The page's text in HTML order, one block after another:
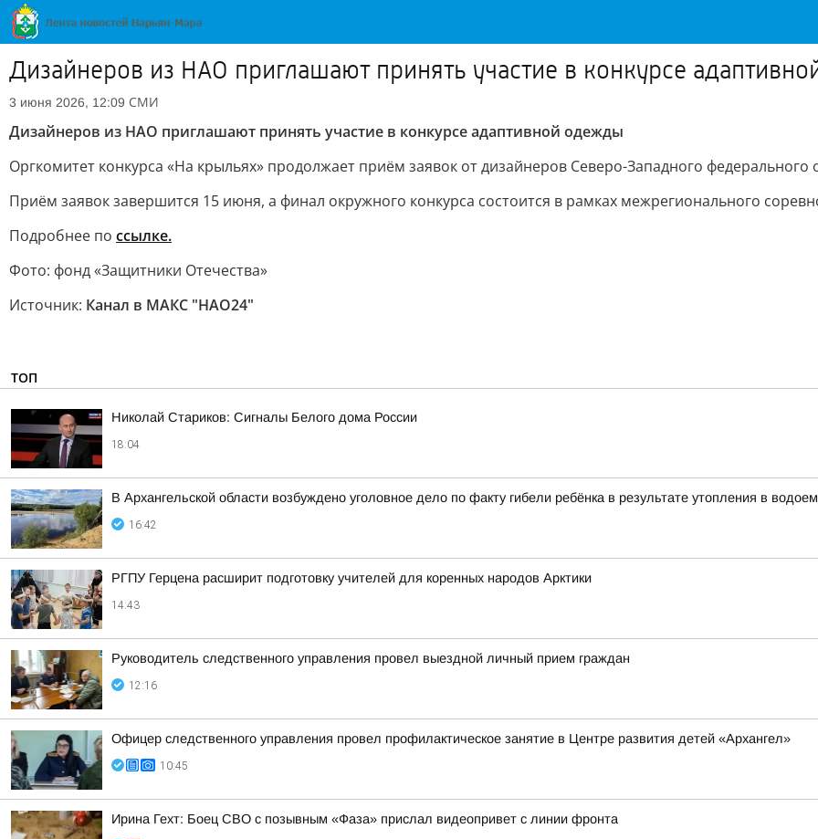
Дизайнеров из НАО приглашают принять участие в конкурсе
3 июня 2026, 12:09 СМИ
Дизайнеров из НАО приглашают принять участие в конкурсе адаптивной одежды
Оргкомитет конкурса «На крыльях» продолжает приём заявок от дизайнеров Северо-Западного федерального
Приём заявок завершится 15 июня, а финал окружного конкурса состоится в рамках межрегионального
Подробнее по ссылке.
Фото: фонд «Защитники Отечества»
Источник: Канал в МАКС "НАО24"
ТОП
Николай Стариков: Сигналы Белого дома России
18:04
В Архангельской области возбуждено уголовное дело по факту гибели ребёнка в результате утопления в
16:42
РГПУ Герцена расширит подготовку учителей для коренных народов Арктики
14:43
Руководитель следственного управления провел выездной личный прием граждан
12:16
Офицер следственного управления провел профилактическое занятие в Центре развития детей «Архангел»
10:45
Ирина Гехт: Боец СВО с позывным «Фаза» прислал видеопривет с линии фронта